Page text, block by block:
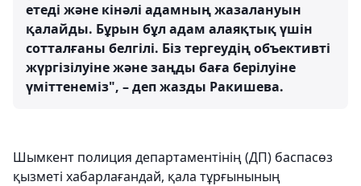
етеді және кінәлі адамның жазалануын
қалайды. Бұрын бұл адам алаяқтық үшін
сотталғаны белгілі. Біз тергеудің объективті
жүргізілуіне және заңды баға берілуіне
үміттенеміз", – деп жазды Ракишева.
Шымкент полиция департаментінің (ДП) баспасөз
қызметі хабарлағандай, қала тұрғынының